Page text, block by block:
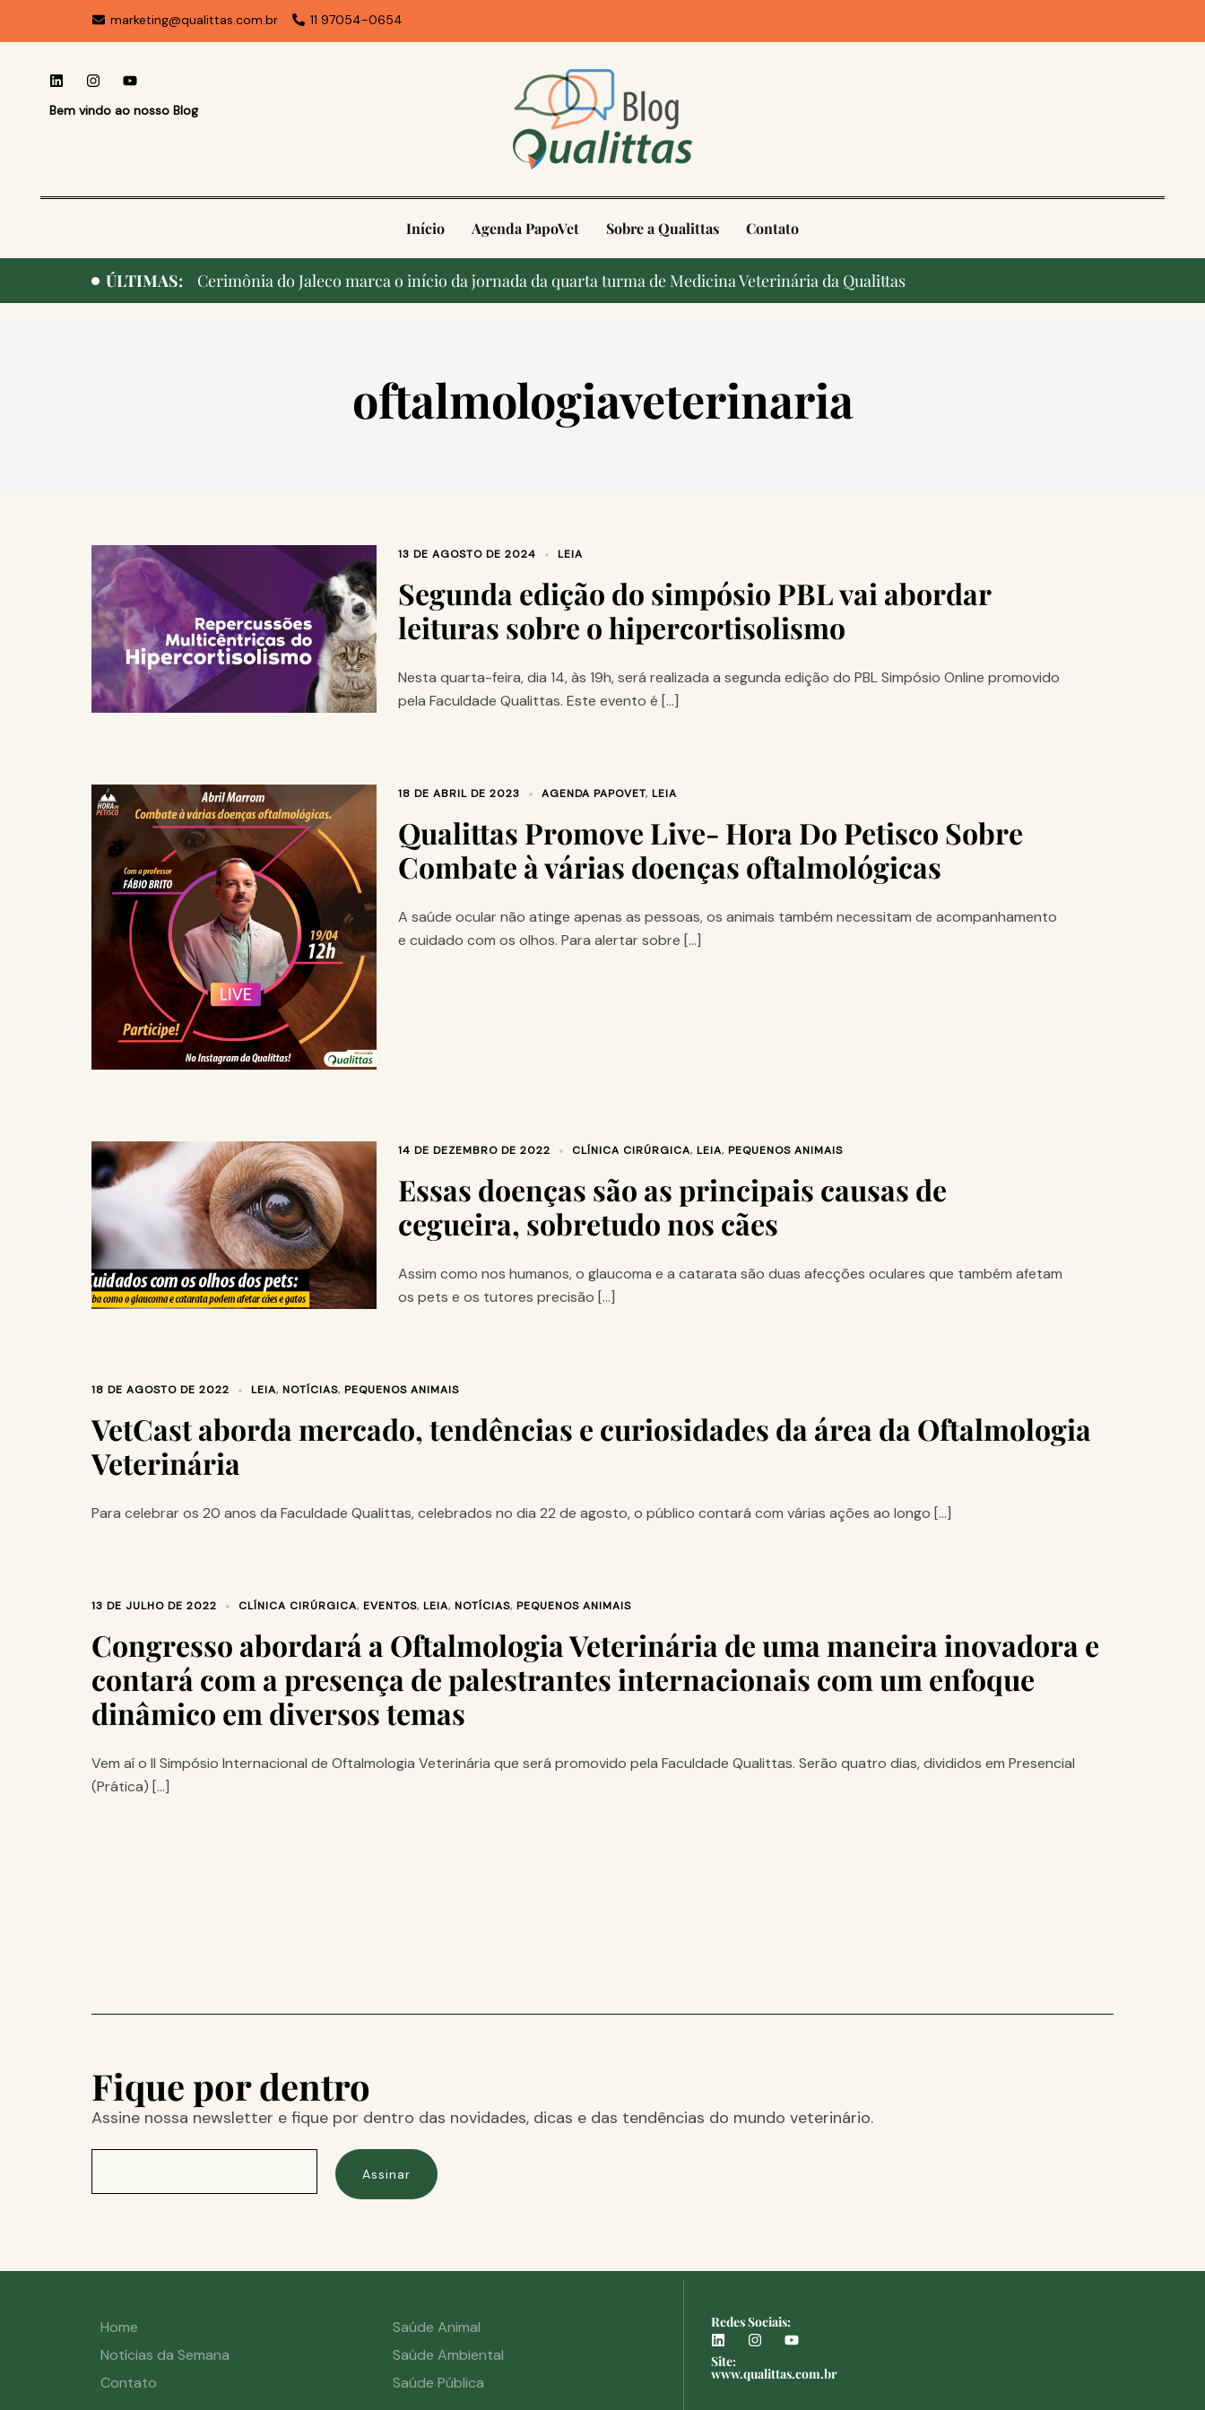
marketing@qualittas.com.br 11 97054-0654
Bem vindo ao nosso Blog
Início Agenda PapoVet Sobre a Qualittas Contato
ÚLTIMAS: Cerimônia do Jaleco marca o início da jornada da quarta turma de Medicina Veterinária da Qualittas
oftalmologiaveterinaria
13 DE AGOSTO DE 2024 LEIA
Segunda edição do simpósio PBL vai abordar
leituras sobre o hipercortisolismo
Nesta quarta-feira, dia 14, às 19h, será realizada a segunda edição do PBL Simpósio Online promovido
pela Faculdade Qualittas. Este evento é […]
18 DE ABRIL DE 2023 AGENDA PAPOVET, LEIA
Qualittas Promove Live- Hora Do Petisco Sobre
Combate à várias doenças oftalmológicas
A saúde ocular não atinge apenas as pessoas, os animais também necessitam de acompanhamento
e cuidado com os olhos. Para alertar sobre […]
14 DE DEZEMBRO DE 2022 CLÍNICA CIRÚRGICA, LEIA, PEQUENOS ANIMAIS
Essas doenças são as principais causas de
cegueira, sobretudo nos cães
Assim como nos humanos, o glaucoma e a catarata são duas afecções oculares que também afetam
os pets e os tutores precisão […]
18 DE AGOSTO DE 2022 LEIA, NOTÍCIAS, PEQUENOS ANIMAIS
VetCast aborda mercado, tendências e curiosidades da área da Oftalmologia
Veterinária
Para celebrar os 20 anos da Faculdade Qualittas, celebrados no dia 22 de agosto, o público contará com várias ações ao longo […]
13 DE JULHO DE 2022 CLÍNICA CIRÚRGICA, EVENTOS, LEIA, NOTÍCIAS, PEQUENOS ANIMAIS
Congresso abordará a Oftalmologia Veterinária de uma maneira inovadora e
contará com a presença de palestrantes internacionais com um enfoque
dinâmico em diversos temas
Vem aí o II Simpósio Internacional de Oftalmologia Veterinária que será promovido pela Faculdade Qualittas. Serão quatro dias, divididos em Presencial
(Prática) […]
Fique por dentro
Assine nossa newsletter e fique por dentro das novidades, dicas e das tendências do mundo veterinário.
Assinar
Home
Notícias da Semana
Contato
Saúde Animal
Saúde Ambiental
Saúde Pública
Redes Sociais:
Site:
www.qualittas.com.br